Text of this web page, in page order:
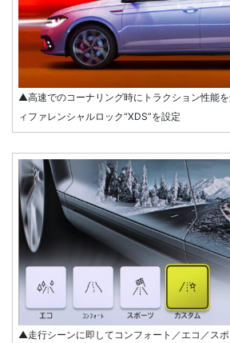
▲高速でのコーナリング時にトラクション性能
ィファレンシャルロック“XDS”を設定
▲走行シーンに即してコンフォート／エコ／ス